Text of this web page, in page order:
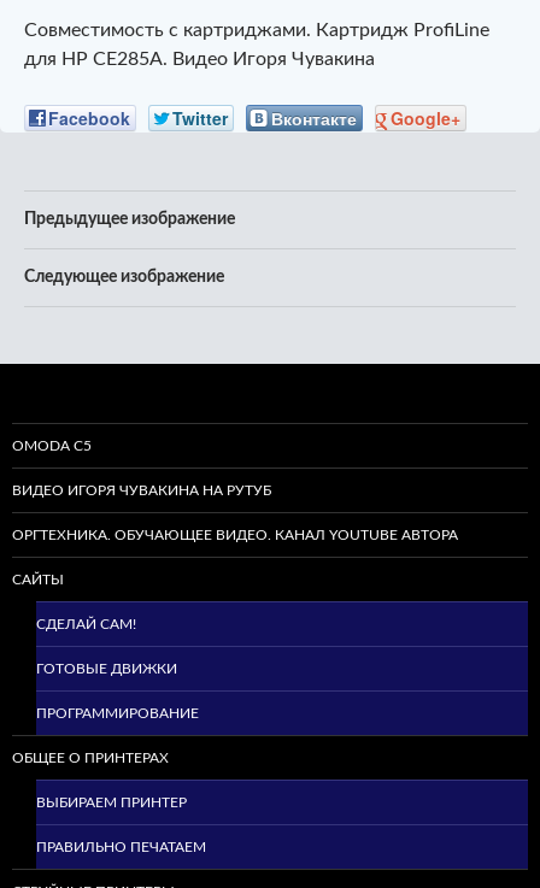
Совместимость с картриджами. Картридж ProfiLine
для HP CE285A. Видео Игоря Чувакина
Facebook Twitter Вконтакте Google+
Предыдущее изображение
Следующее изображение
OMODA C5
ВИДЕО ИГОРЯ ЧУВАКИНА НА РУТУБ
ОРГТЕХНИКА. ОБУЧАЮЩЕЕ ВИДЕО. КАНАЛ YOUTUBE АВТОРА
САЙТЫ
СДЕЛАЙ САМ!
ГОТОВЫЕ ДВИЖКИ
ПРОГРАММИРОВАНИЕ
ОБЩЕЕ О ПРИНТЕРАХ
ВЫБИРАЕМ ПРИНТЕР
ПРАВИЛЬНО ПЕЧАТАЕМ